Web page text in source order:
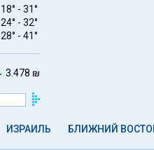
18° - 31°
24° - 32°
28° - 41°
3.478 ₪
ИЗРАИЛЬ БЛИЖНИЙ